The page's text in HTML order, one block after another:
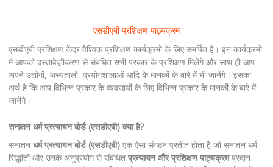
एसडीएबी प्रशिक्षण पाठ्यक्रम
एसडीएबी प्रशिक्षण केंद्र वैश्विक प्रशिक्षण कार्यक्रमों के लिए समर्पित है। इन कार्यक्रमों
में आपको दस्तावेज़ीकरण से संबंधित सभी प्रकार के प्रशिक्षण मिलेंगे और साथ ही आप
अपने उद्योगों, अस्पतालों, प्रयोगशालाओं आदि के मानकों के बारे में भी जानेंगे। इसका
अर्थ है कि आप विभिन्न प्रकार के व्यवसायों के लिए विभिन्न प्रकार के मानकों के बारे में
जानेंगे।
सनातन धर्म प्रत्यायन बोर्ड (एसडीएबी) क्या है?
सनातन धर्म प्रत्यायन बोर्ड (एसडीएबी)एक ऐसा संगठन प्रतीत होता है जो सनातन धर्म
सिद्धांतों और उनके अनुप्रयोग से संबंधित प्रत्यायन और प्रशिक्षण पाठ्यक्रमप्रदान